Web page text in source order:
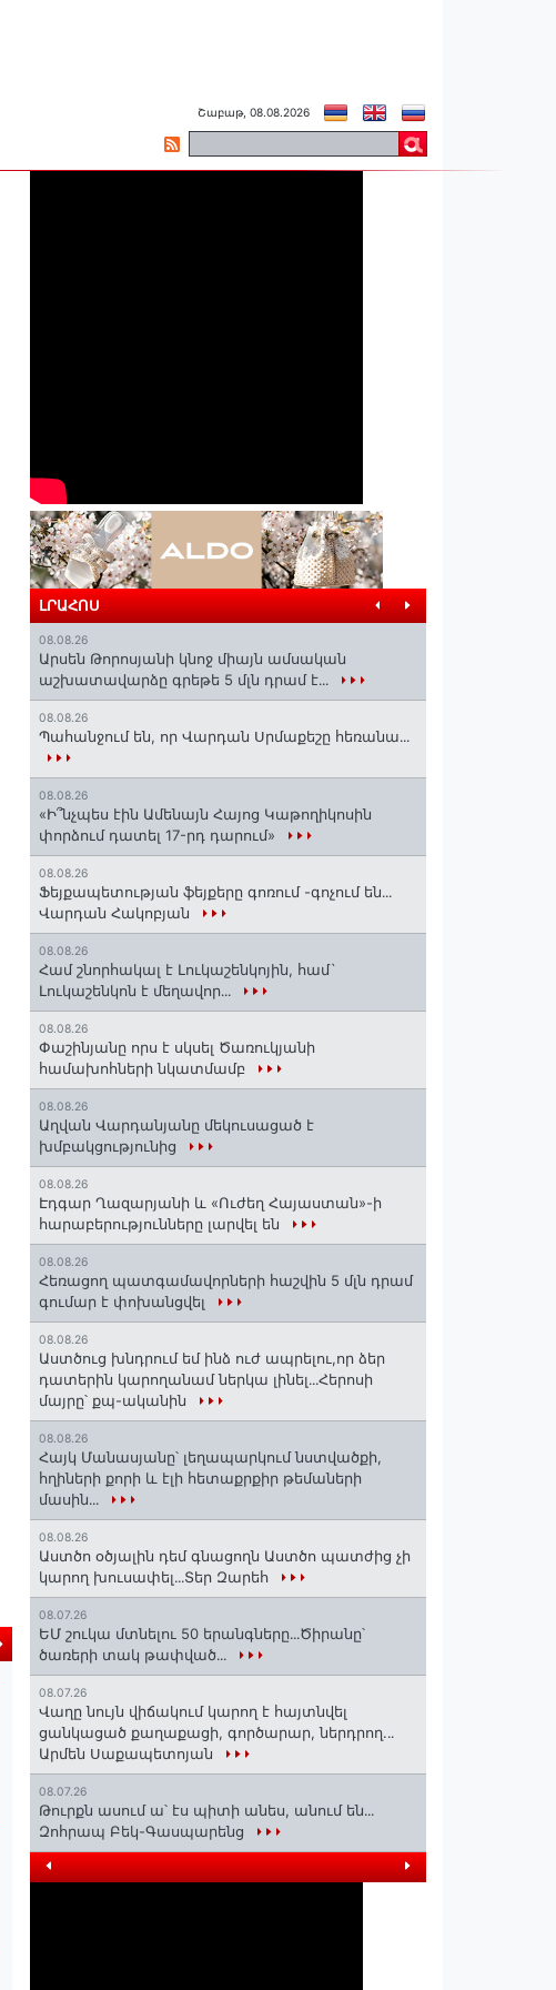
Շաբաթ, 08.08.2026
ԼՐԱՀՈՍ
08.08.26
Արսեն Թորոսյանի կնոջ միայն ամսական
աշխատավարձը գրեթե 5 մլն դրամ է․․․
08.08.26
Պահանջում են, որ Վարդան Սրմաքեշը հեռանա․․․
08.08.26
«Ի՞նչպես էին Ամենայն Հայոց Կաթողիկոսին
փորձում դատել 17-րդ դարում»
08.08.26
Ֆեյքապետության ֆեյքերը գոռում -գոչում են․․․
Վարդան Հակոբյան
08.08.26
Համ շնորհակալ է Լուկաշենկոյին, համ`
Լուկաշենկոն է մեղավոր․․․
08.08.26
Փաշինյանը որս է սկսել Ծառուկյանի
համախոհների նկատմամբ
08.08.26
Աղվան Վարդանյանը մեկուսացած է
խմբակցությունից
08.08.26
Էդգար Ղազարյանի և «Ուժեղ Հայաստան»-ի
հարաբերությունները լարվել են
08.08.26
Հեռացող պատգամավորների հաշվին 5 մլն դրամ
գումար է փոխանցվել
08.08.26
Աստծուց խնդրում եմ ինձ ուժ ապրելու,որ ձեր
դատերին կարողանամ ներկա լինել․․․Հերոսի
մայրը՝ քպ-ականին
08.08.26
Հայկ Մանասյանը՝ լեղապարկում նստվածքի,
հղիների քորի և էլի հետաքրքիր թեմաների
մասին․․․
08.08.26
Աստծո օծյալին դեմ գնացողն Աստծո պատժից չի
կարող խուսափել․․․Տեր Զարեհ
08.07.26
ԵՄ շուկա մտնելու 50 երանգները․․․Ծիրանը՝
ծառերի տակ թափված․․․
08.07.26
Վաղը նույն վիճակում կարող է հայտնվել
ցանկացած քաղաքացի, գործարար, ներդրող.․․
Արմեն Սաքապետոյան
08.07.26
Թուրքն ասում ա՝ էս պիտի անես, անում են․․․
Զոհրապ Բեկ-Գասպարենց